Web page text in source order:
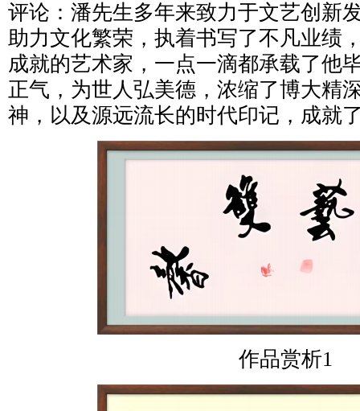
评论：潘先生多年来致力于文艺创新
助力文化繁荣，执着书写了不凡业绩
成就的艺术家，一点一滴都承载了他
正气，为世人弘美德，浓缩了博大精
神，以及源远流长的时代印记，成就
作品赏析1